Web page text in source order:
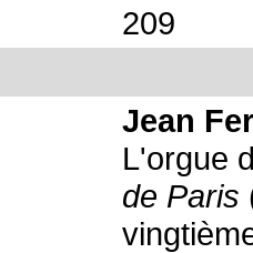
209
Jean
L'orgue
de Paris